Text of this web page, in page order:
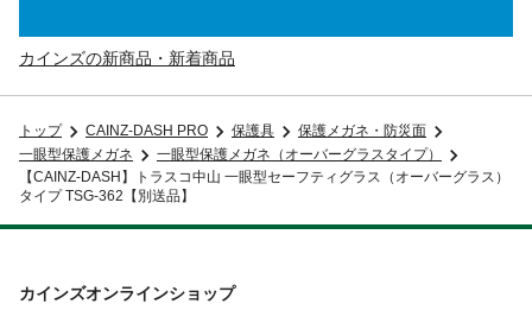
カインズの新商品・新着商品
トップ CAINZ-DASH PRO 保護具
保護メガネ・防災面
一眼型保護メガネ
一眼型保護メガネ（オーバーグラスタイプ）
【CAINZ-DASH】トラスコ中山 一眼型セーフティグラス（オーバーグラス）
タイプ TSG-362【別送品】
カインズオンラインショップ